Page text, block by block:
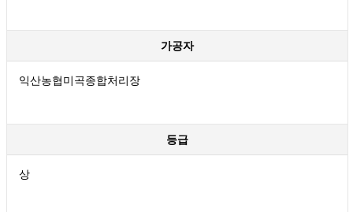
가공자
익산농협미곡종합처리장
등급
상